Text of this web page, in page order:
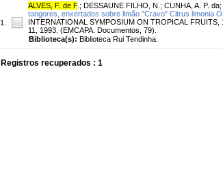
1.
ALVES, F. de F. ; DESSAUNE FILHO, N. ; CUNHA, A. P. da;
tangores, enxertados sobre limão "Cravo" Citrus limonia
INTERNATIONAL SYMPOSIUM ON TROPICAL
11, 1993. (EMCAPA. Documentos, 79).
Biblioteca(s): Biblioteca Rui Tendinha.
Registros recuperados : 1